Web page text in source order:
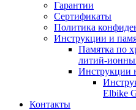
Гарантии
Сертификаты
Политика
Инструкции и
Памятка по
литий-
Инструкции
Elbike
Контакты